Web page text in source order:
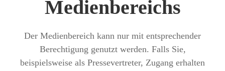
Medienbereichs
Der Medienbereich kann nur mit entsprechender
Berechtigung genutzt werden. Falls Sie,
beispielsweise als Pressevertreter, Zugang erhalten